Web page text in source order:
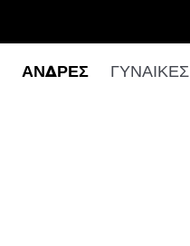
ΑΝΔΡΕΣ ΓΥΝΑΙΚΕΣ